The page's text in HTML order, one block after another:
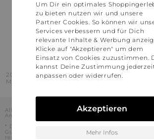
Österreich
Schweiz
France
United States
2016 - 2026 © Stylaholic.
Made for you with love in munich.
Alle Preise inkl. der jeweils geltenden
Angaben ohne Gewähr.
* Die angezeigten Preise beinhalten Rabatte, die
Gutschein-Codes auf den Seiten unserer Partner
realisiert werden können. Stylaholic führt keine
Um Dir ein optimales
zu bieten nutzen wir und unsere
Partner Cookies. So können wir
Services verbessern und für Dich
relevante Inhalte & Werbung
Klicke auf "Akzeptieren" um dem
Einsatz von Cookies zuzustimmen.
kannst Deine Zustimmung
anpassen oder widerrufen.
Akzeptieren
Mehr Infos